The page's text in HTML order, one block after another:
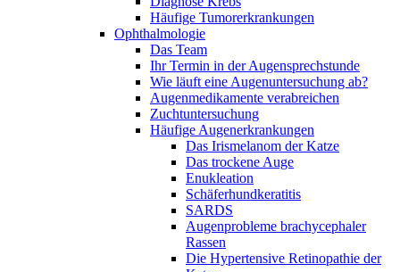
Häufige Tumorerkrankungen
Ophthalmologie
Das Team
Ihr Termin in der Augensprechstunde
Wie läuft eine Augenuntersuchung ab?
Augenmedikamente verabreichen
Zuchtuntersuchung
Häufige Augenerkrankungen
Das Irismelanom der Katze
Das trockene Auge
Enukleation
Schäferhundkeratitis
SARDS
Augenprobleme brachycephaler
Rassen
Die Hypertensive Retinopathie der